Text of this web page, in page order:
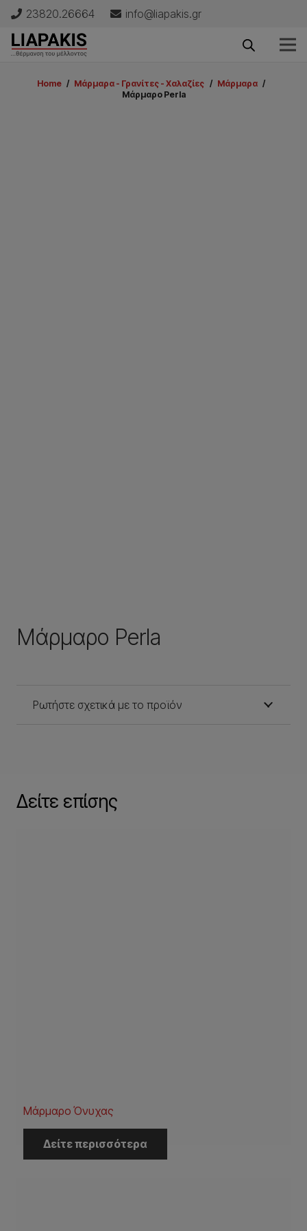
23820.26664 info@liapakis.gr
Home / Μάρμαρα - Γρανίτες - Χαλαζίες / Μάρμαρα /
Μάρμαρο Perla
Μάρμαρο Perla
Ρωτήστε σχετικά με το προϊόν
Δείτε επίσης
Μάρμαρο Όνυχας
Δείτε περισσότερα